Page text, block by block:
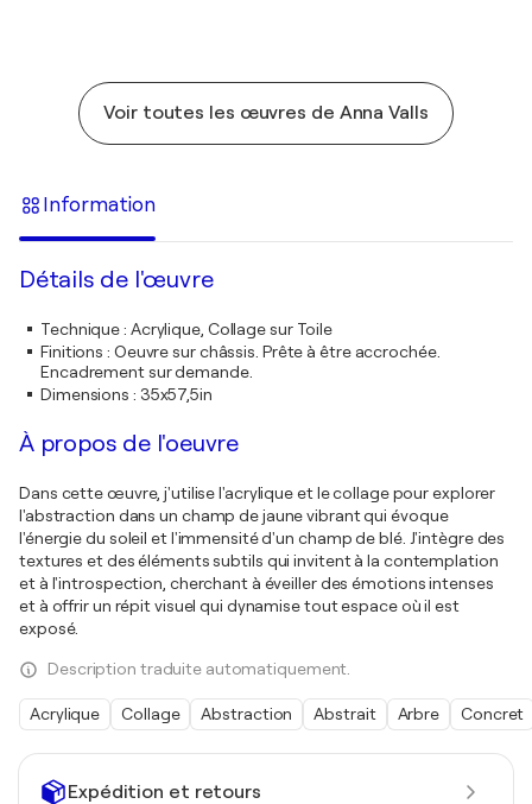
Expédition et retours
Voir toutes les œuvres de Anna Valls
Information
Détails de l'œuvre
Technique: Acrylique, Collage sur Toile
Finitions : Oeuvre sur châssis. Prête à être accrochée.
Encadrement sur demande.
Dimensions : 35x57,5in
À propos de l'oeuvre
Dans cette œuvre, j'utilise l'acrylique et le collage pour explorer
l'abstraction dans un champ de jaune vibrant qui évoque
l'énergie du soleil et l'immensité d'un champ de blé. J'intègre des
textures et des éléments subtils qui invitent à la contemplation
et à l'introspection, cherchant à éveiller des émotions intenses
et à offrir un répit visuel qui dynamise tout espace où il est
exposé.
Description traduite automatiquement.
Acrylique Collage Abstraction Abstrait Arbre Concret